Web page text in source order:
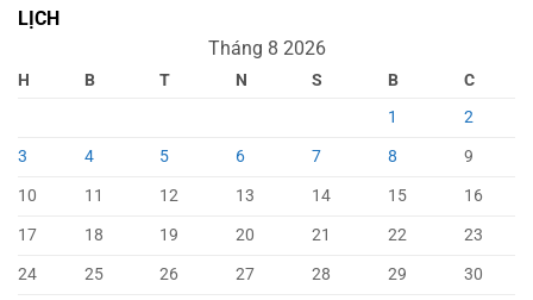
LỊCH
Tháng 8 2026
H B T N S B
C
1
2
3
4 5 6 7 8
9
10
11 12 13 14 15
16
17
18 19 20 21 22
23
24
25 26 27 28 29
30